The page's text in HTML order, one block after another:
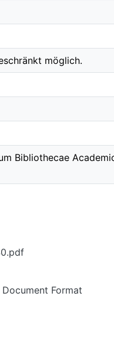
möglich.
Bibliothecae
Format